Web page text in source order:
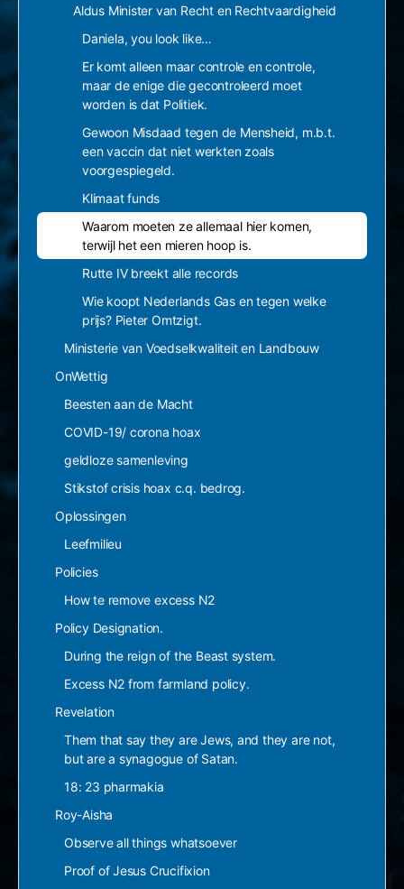
Aldus Minister van Recht en Rechtvaardigheid
Daniela, you look like…
Er komt alleen maar controle en controle,
maar de enige die gecontroleerd moet
worden is dat Politiek.
Gewoon Misdaad tegen de Mensheid, m.b.t.
een vaccin dat niet werkten zoals
voorgespiegeld.
Klimaat funds
Waarom moeten ze allemaal hier komen,
terwijl het een mieren hoop is.
Rutte IV breekt alle records
Wie koopt Nederlands Gas en tegen welke
prijs? Pieter Omtzigt.
Ministerie van Voedselkwaliteit en Landbouw
OnWettig
Beesten aan de Macht
COVID-19/ corona hoax
geldloze samenleving
Stikstof crisis hoax c.q. bedrog.
Oplossingen
Leefmilieu
Policies
How te remove excess N2
Policy Designation.
During the reign of the Beast system.
Excess N2 from farmland policy.
Revelation
Them that say they are Jews, and they are not,
but are a synagogue of Satan.
18: 23 pharmakia
Roy-Aisha
Observe all things whatsoever
Proof of Jesus Crucifixion